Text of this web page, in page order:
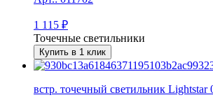
1 115 ₽
Точечные светильники
Купить в 1 клик
встр. точечный светильник Lightstar